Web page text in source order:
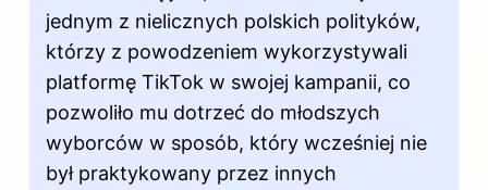
jednym z nielicznych polskich polityków,
którzy z powodzeniem wykorzystywali
platformę TikTok w swojej kampanii, co
pozwoliło mu dotrzeć do młodszych
wyborców w sposób, który wcześniej nie
był praktykowany przez innych